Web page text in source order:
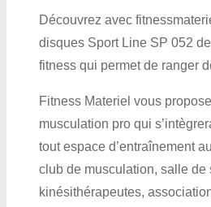
Découvrez avec
disques Sport Line SP 052
fitness qui permet de ranger
Fitness Materiel vous
musculation pro qui
tout espace d’entraînement
club de musculation, salle de
kinésithérapeutes,